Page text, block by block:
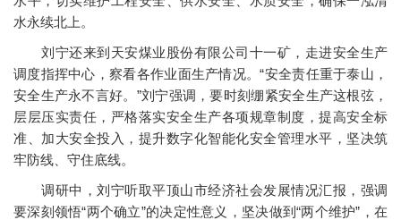
水永续北上。
刘宁还来到天安煤业股份有限公司十一矿，走进安全生产
调度指挥中心，察看各作业面生产情况。“安全责任重于泰山，
安全生产永不言好。”刘宁强调，要时刻绷紧安全生产这根弦，
层层压实责任，严格落实安全生产各项规章制度，提高安全标
准、加大安全投入，提升数字化智能化安全管理水平，坚决筑
牢防线、守住底线。
调研中，刘宁听取平顶山市经济社会发展情况汇报，强调
要深刻领悟“两个确立”的决定性意义，坚决做到“两个维护”，在